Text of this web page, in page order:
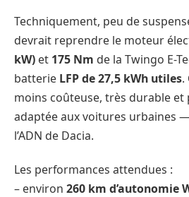
Techniquement, peu de
devrait reprendre le moteur
kW) et 175 Nm de la Twingo E-
batterie LFP de 27,5 kWh utiles.
moins coûteuse, très durable
adaptée aux voitures urbaines
l’ADN de Dacia.
Les performances attendues :
– environ 260 km d’autonomie